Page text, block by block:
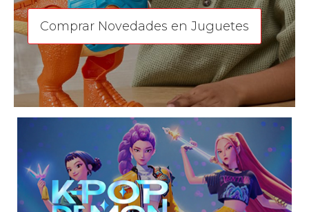
Comprar Novedades en Juguetes